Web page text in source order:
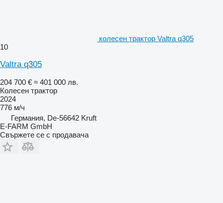
колесен трактор Valtra q305
10
Valtra q305
204 700 € ≈ 401 000 лв.
Колесен трактор
2024
776 м/ч
Германия, De-56642 Kruft
E-FARM GmbH
Свържете се с продавача